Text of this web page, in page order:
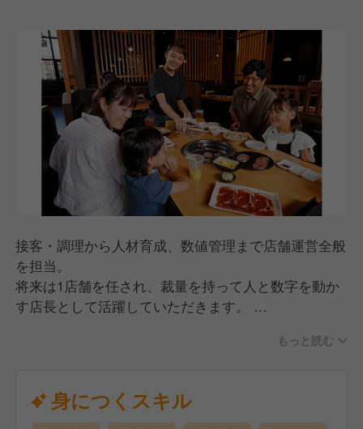
接客・調理から人材育成、数値管理まで店舗運営全般
を担当。
将来は1店舗を任され、裁量を持って人と数字を動か
す店長として活躍していただきます。
ホール・キッチン業務（接客・調理・オペレーション
アルバイト・社員の育成、チームづくり
シフト作成、人員配置、人件費コントロール
もっと読む
身につくスキル